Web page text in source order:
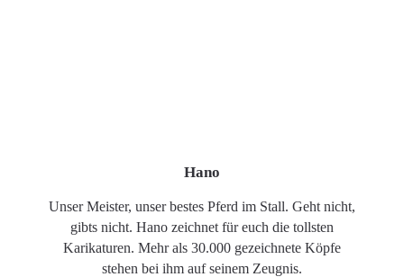
Hano
Unser Meister, unser bestes Pferd im Stall. Geht nicht,
gibts nicht. Hano zeichnet für euch die tollsten
Karikaturen. Mehr als 30.000 gezeichnete Köpfe
stehen bei ihm auf seinem Zeugnis.